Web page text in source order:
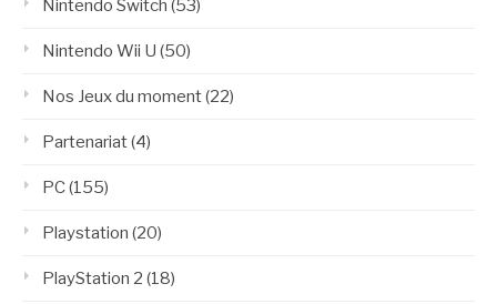
Nintendo Switch (53)
Nintendo Wii U (50)
Nos Jeux du moment(22)
Partenariat(4)
PC(155)
Playstation (20)
PlayStation 2 (18)